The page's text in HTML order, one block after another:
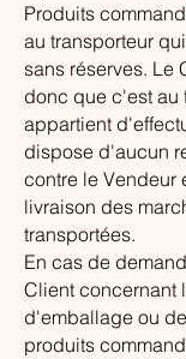
Produits
au transporteur
sans réserves. Le
donc que c'est au
appartient
dispose d'aucun
contre le Vendeur
livraison des
transportées.
En cas de
Client concernant
d'emballage ou
produits